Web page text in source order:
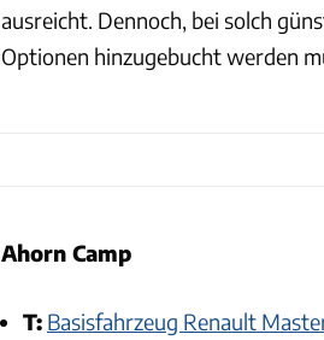
ausreicht. Dennoch, bei solch
Optionen hinzugebucht werden
Ahorn Camp
T: Basisfahrzeug Renault